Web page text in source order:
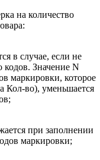
на количество
в случае, если не
кодов. Значение N
маркировки, которое
Кол-во), уменьшается
при заполнении
маркировки;